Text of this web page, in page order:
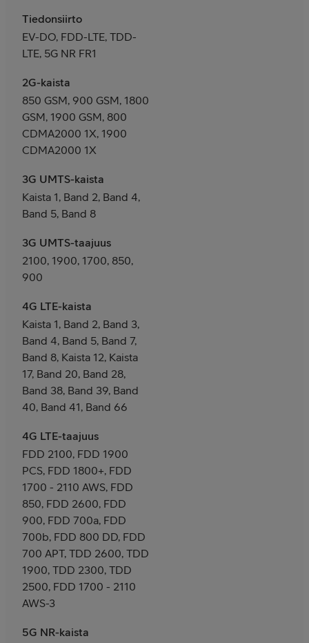
Tiedonsiirto
EV-DO, FDD-LTE, TDD-
LTE, 5G NR FR1
2G-kaista
850 GSM, 900 GSM, 1800
GSM, 1900 GSM, 800
CDMA2000 1X, 1900
CDMA2000 1X
3G UMTS-kaista
Kaista 1, Band 2, Band 4,
Band 5, Band 8
3G UMTS-taajuus
2100, 1900, 1700, 850,
900
4G LTE-kaista
Kaista 1, Band 2, Band 3,
Band 4, Band 5, Band 7,
Band 8, Kaista 12, Kaista
17, Band 20, Band 28,
Band 38, Band 39, Band
40, Band 41, Band 66
4G LTE-taajuus
FDD 2100, FDD 1900
PCS, FDD 1800+, FDD
1700 - 2110 AWS, FDD
850, FDD 2600, FDD
900, FDD 700a, FDD
700b, FDD 800 DD, FDD
700 APT, TDD 2600, TDD
1900, TDD 2300, TDD
2500, FDD 1700 - 2110
AWS-3
5G NR-kaista